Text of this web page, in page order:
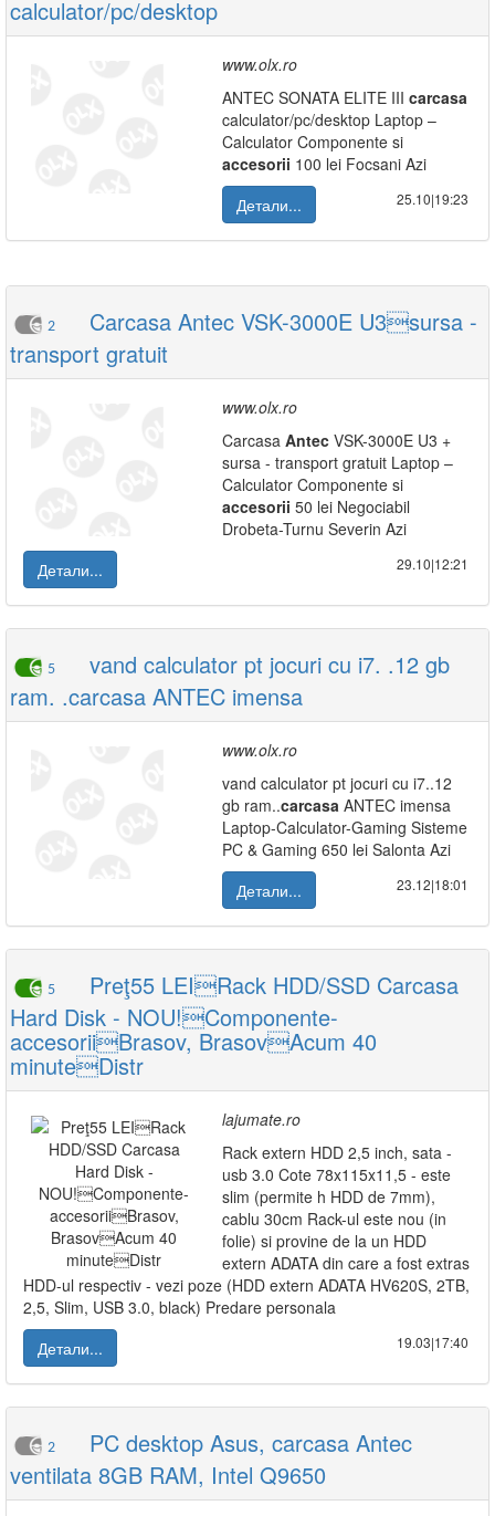
calculator/pc/desktop
www.olx.ro
ANTEC SONATA ELITE III carcasa
calculator/pc/desktop Laptop –
Calculator Componente si
accesorii 100 lei Focsani Azi
Детали...
25.10|19:23
2
Carcasa Antec VSK-3000E U3sursa -
transport gratuit
www.olx.ro
Carcasa Antec VSK-3000E U3 +
sursa - transport gratuit Laptop –
Calculator Componente si
accesorii 50 lei Negociabil
Drobeta-Turnu Severin Azi
Детали...
29.10|12:21
5
vand calculator pt jocuri cu i7. .12 gb
ram. .carcasa ANTEC imensa
www.olx.ro
vand calculator pt jocuri cu i7..12
gb ram..carcasa ANTEC imensa
Laptop-Calculator-Gaming Sisteme
PC & Gaming 650 lei Salonta Azi
Детали...
23.12|18:01
5
Preţ55 LEIRack HDD/SSD Carcasa
Hard Disk - NOU!Componente-
accesoriiBrasov, BrasovAcum 40
minuteDistr
lajumate.ro
Rack extern HDD 2,5 inch, sata -
usb 3.0 Cote 78x115x11,5 - este
slim (permite h HDD de 7mm),
cablu 30cm Rack-ul este nou (in
folie) si provine de la un HDD
extern ADATA din care a fost extras
HDD-ul respectiv - vezi poze (HDD extern ADATA HV620S, 2TB,
2,5, Slim, USB 3.0, black) Predare personala
Детали...
19.03|17:40
2
PC desktop Asus, carcasa Antec
ventilata 8GB RAM, Intel Q9650